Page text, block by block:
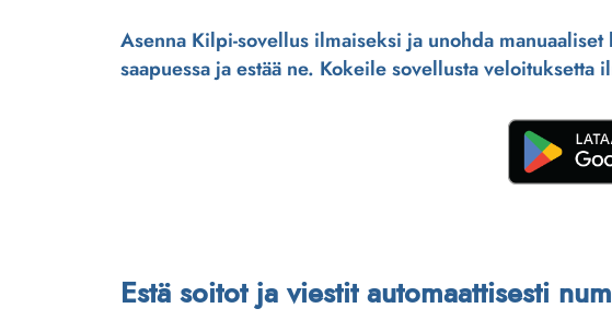
Asenna Kilpi-sovellus ilmaiseksi ja unohda
saapuessa ja estää ne. Kokeile sovellusta veloituksetta
Estä soitot ja viestit automaattisesti